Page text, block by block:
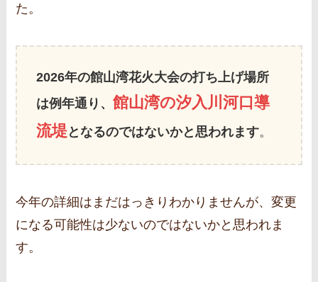
た。
2026年の館山湾花火大会の打ち上げ場所
は例年通り、館山湾の汐入川河口導
流堤となるのではないかと思われます。
今年の詳細はまだはっきりわかりませんが、変更
になる可能性は少ないのではないかと思われま
す。